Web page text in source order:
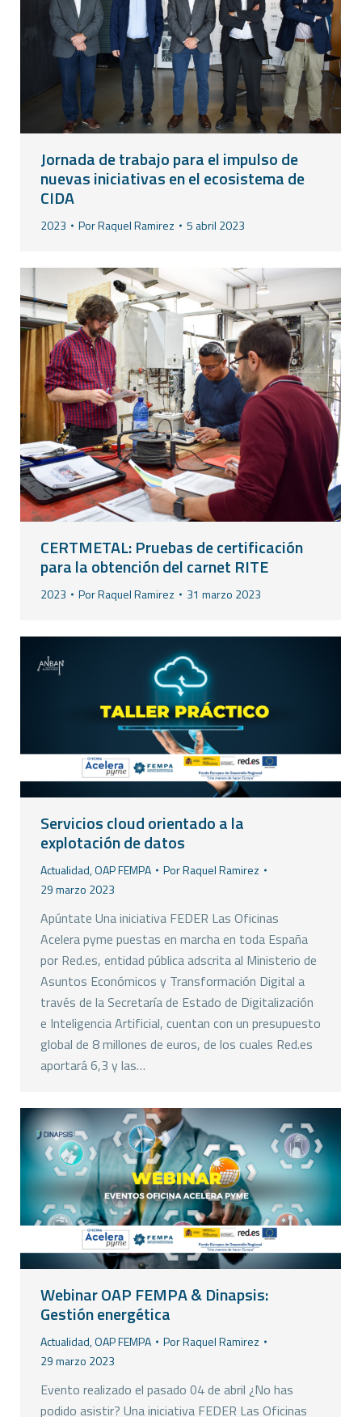
Jornada de trabajo para el impulso de
nuevas iniciativas en el ecosistema de
CIDA
2023 PorRaquel Ramirez 5 abril 2023
CERTMETAL: Pruebas de certificación
para la obtención del carnet RITE
2023 PorRaquel Ramirez 31 marzo 2023
Servicios cloud orientado a la
explotación de datos
Actualidad,OAP FEMPA PorRaquel Ramirez
29 marzo 2023
Apúntate Una iniciativa FEDER Las Oficinas
Acelera pyme puestas en marcha en toda España
por Red.es, entidad pública adscrita al Ministerio de
Asuntos Económicos y Transformación Digital a
través de la Secretaría de Estado de Digitalización
e Inteligencia Artificial, cuentan con un presupuesto
global de 8 millones de euros, de los cuales Red.es
aportará 6,3 y las…
Webinar OAP FEMPA & Dinapsis:
Gestión energética
Actualidad,OAP FEMPA PorRaquel Ramirez
29 marzo 2023
Evento realizado el pasado 04 de abril ¿No has
podido asistir? Una iniciativa FEDER Las Oficinas